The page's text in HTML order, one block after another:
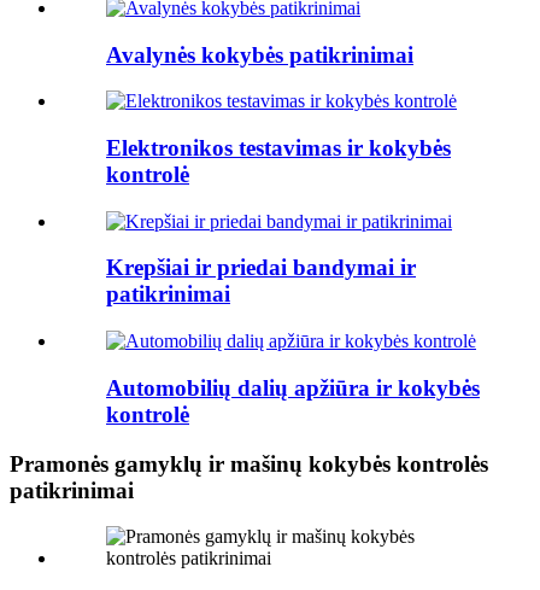
Avalynės kokybės patikrinimai
Elektronikos testavimas ir kokybės
kontrolė
Krepšiai ir priedai bandymai ir
patikrinimai
Automobilių dalių apžiūra ir kokybės
kontrolė
Pramonės gamyklų ir mašinų kokybės kontrolės
patikrinimai